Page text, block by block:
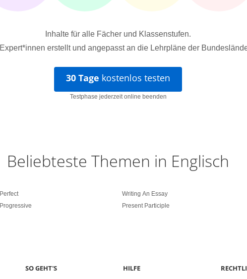
Inhalte für alle Fächer und Klassenstufen.
erstellt und angepasst an die Lehrpläne der
30 Tage kostenlos testen
Testphase jederzeit online beenden
Beliebteste Themen in Englisch
Writing An Essay
Present Participle
SO GEHT'S HILFE